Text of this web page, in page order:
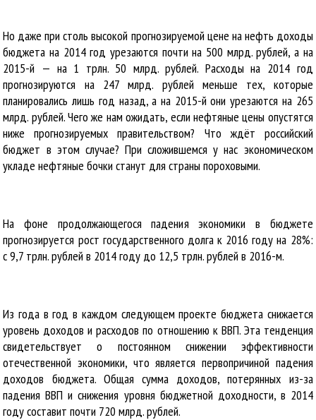
Но даже при столь высокой прогнозируемой цене на нефть доходы
бюджета на 2014 год урезаются почти на 500 млрд. рублей, а на
2015-й — на 1 трлн. 50 млрд. рублей. Расходы на 2014 год
прогнозируются на 247 млрд. рублей меньше тех, которые
планировались лишь год назад, а на 2015-й они урезаются на 265
млрд. рублей. Чего же нам ожидать, если нефтяные цены опустятся
ниже прогнозируемых правительством? Что ждёт российский
бюджет в этом случае? При сложившемся у нас экономическом
укладе нефтяные бочки станут для страны пороховыми.
На фоне продолжающегося падения экономики в бюджете
прогнозируется рост государственного долга к 2016 году на 28%:
с 9,7 трлн. рублей в 2014 году до 12,5 трлн. рублей в 2016-м.
Из года в год в каждом следующем проекте бюджета снижается
уровень доходов и расходов по отношению к ВВП. Эта тенденция
свидетельствует о постоянном снижении эффективности
отечественной экономики, что является первопричиной падения
доходов бюджета. Общая сумма доходов, потерянных из-за
падения ВВП и снижения уровня бюджетной доходности, в 2014
году составит почти 720 млрд. рублей.